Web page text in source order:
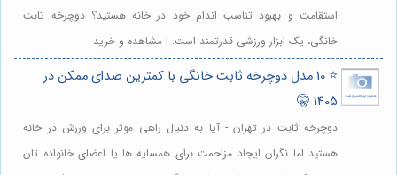
استقامت و بهبود تناسب اندام خود در خانه هستید؟ دوچرخه ثابت
خانگی، یک ابزار ورزشی قدرتمند است. | مشاهده و خرید
⭐️ 10 مدل دوچرخه ثابت خانگی با کمترین صدای ممکن در
1405 🤫
دوچرخه ثابت در تهران - آیا به دنبال راهی موثر برای ورزش در خانه
هستید اما نگران ایجاد مزاحمت برای همسایه ها یا اعضای خانواده تان